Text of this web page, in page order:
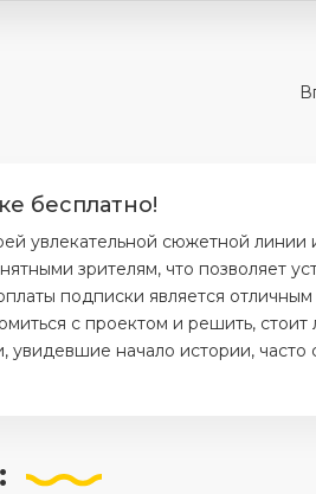
бесплатно!
увлекательной сюжетной линии
зрителям, что позволяет
подписки является отличным
с проектом и решить,
начало истории, часто